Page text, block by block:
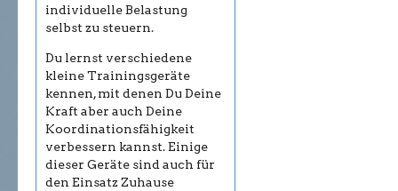
individuelle Belastung
selbst zu steuern.
Du lernst verschiedene
kleine Trainingsgeräte
kennen, mit denen Du Deine
Kraft aber auch Deine
Koordinationsfähigkeit
verbessern kannst. Einige
dieser Geräte sind auch für
den Einsatz Zuhause